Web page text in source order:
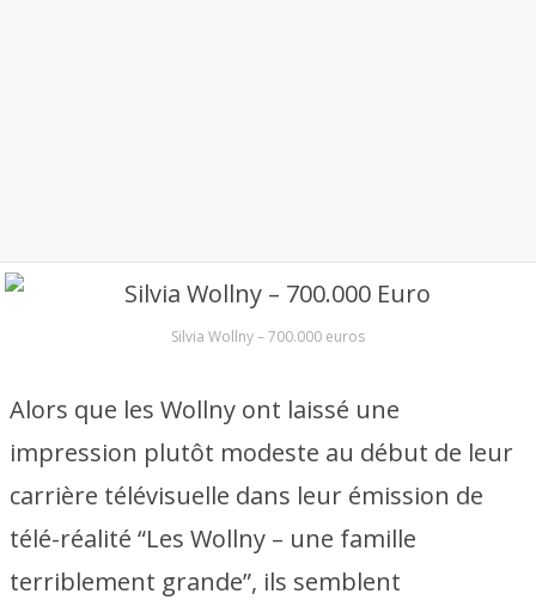
Silvia Wollny – 700.000 euros
Alors que les Wollny ont laissé une
impression plutôt modeste au début de leur
carrière télévisuelle dans leur émission de
télé-réalité “Les Wollny – une famille
terriblement grande”, ils semblent